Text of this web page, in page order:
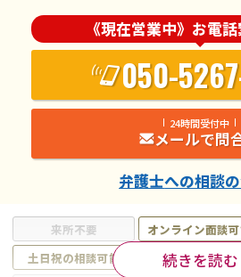
来所不要 オンライン面談
土日祝の相談可能
19時以降電話可能
続きを読む
《現在営業中》お電
050-
24時間受付中
メールで問
弁護士への相談